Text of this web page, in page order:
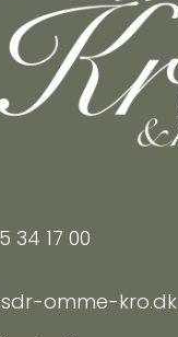
34 17 00
omme-kro.dk